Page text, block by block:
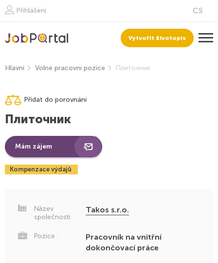
Přihlášeni
Vytvořit životopis
Hlavní Volné pracovní pozice Плиточник
Přidat do porovnání
Плиточник
Mám zájem
Kompenzace výdajů
Název
společnosti:
Takos s.r.o.
Pozice :
Pracovník na vnitřní
dokončovací práce